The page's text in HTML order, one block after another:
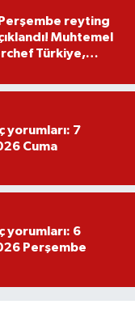
reyting
Muhtemel
Türkiye,
yorumları: 7
Cuma
yorumları: 6
Perşembe